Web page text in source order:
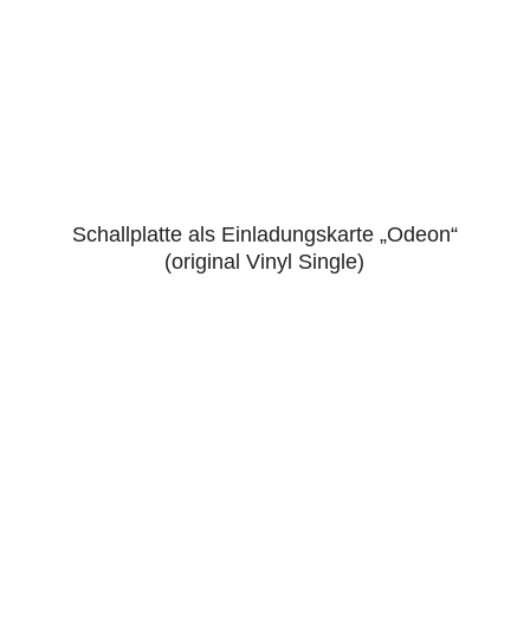
5.00
Schallplatte als Einladungskarte „Odeon“
(original Vinyl Single)